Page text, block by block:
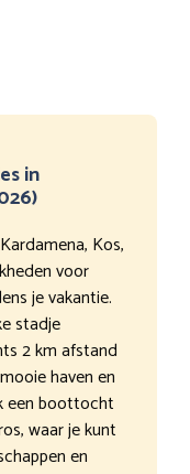
in
Kos,
voor
je vakantie.
stadje
2 km afstand
haven en
een boottocht
waar je kunt
en